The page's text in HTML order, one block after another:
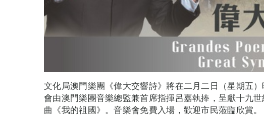
文化局澳門樂團《偉大交響詩》將在二月二日（星期五
會由澳門樂團音樂總監兼首席指揮呂嘉執捧，呈獻十九
曲《我的祖國》。音樂會免費入場，歡迎市民蒞臨欣賞。